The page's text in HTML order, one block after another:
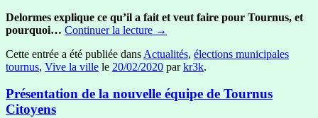
Delormes explique ce qu’il a fait et veut faire pour Tournus, et
pourquoi… Continuer la lecture →
Cette entrée a été publiée dans Actualités, élections municipales
tournus, Vive la ville le 20/02/2020 parkr3k.
Présentation de la nouvelle équipe de Tournus
Citoyens